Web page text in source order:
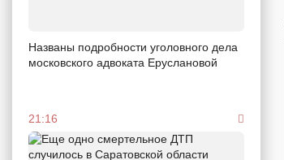
Названы подробности уголовного дела
московского адвоката Еруслановой
21:16